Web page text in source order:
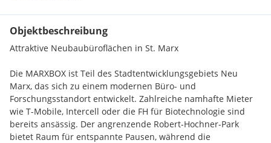
Objektbeschreibung
Attraktive Neubaubüroflächen in St. Marx
Die MARXBOX ist Teil des Stadtentwicklungsgebiets Neu
Marx, das sich zu einem modernen Büro- und
Forschungsstandort entwickelt. Zahlreiche namhafte Mieter
wie T-Mobile, Intercell oder die FH für Biotechnologie sind
bereits ansässig. Der angrenzende Robert-Hochner-Park
bietet Raum für entspannte Pausen, während die